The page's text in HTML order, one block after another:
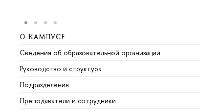
О КАМПУСЕ
Сведения об образовательной организации
Руководство и структура
Подразделения
Преподаватели и сотрудники